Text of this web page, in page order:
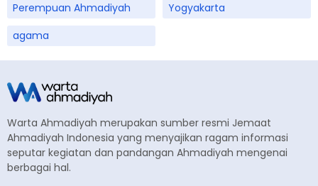
Perempuan Ahmadiyah
Yogyakarta
agama
Warta Ahmadiyah merupakan sumber resmi Jemaat
Ahmadiyah Indonesia yang menyajikan ragam informasi
seputar kegiatan dan pandangan Ahmadiyah mengenai
berbagai hal.